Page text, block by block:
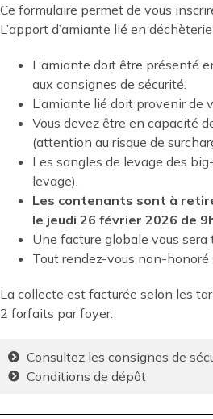
Ce formulaire permet de vous
L’apport d’amiante lié en
L’amiante doit être présenté
aux consignes de sécurité.
L’amiante lié doit provenir de
Vous devez être en capacité
(attention au risque de
Les sangles de levage des
levage).
Les contenants sont à
le jeudi 26 février 2026 de
Une facture globale vous sera
Tout rendez-vous non-honoré
La collecte est facturée selon les
2 forfaits par foyer.
Consultez les consignes de
Conditions de dépôt